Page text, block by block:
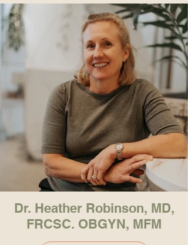
Dr. Heather Robinson, MD,
FRCSC. OBGYN, MFM